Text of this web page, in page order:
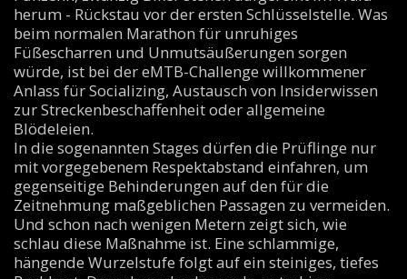
herum - Rückstau vor der ersten Schlüsselstelle. Was
beim normalen Marathon für unruhiges
Füßescharren und Unmutsäußerungen sorgen
würde, ist bei der eMTB-Challenge willkommener
Anlass für Socializing, Austausch von Insiderwissen
zur Streckenbeschaffenheit oder allgemeine
Blödeleien.
In die sogenannten Stages dürfen die Prüflinge nur
mit vorgegebenem Respektabstand einfahren, um
gegenseitige Behinderungen auf den für die
Zeitnehmung maßgeblichen Passagen zu vermeiden.
Und schon nach wenigen Metern zeigt sich, wie
schlau diese Maßnahme ist. Eine schlammige,
hängende Wurzelstufe folgt auf ein steiniges, tiefes